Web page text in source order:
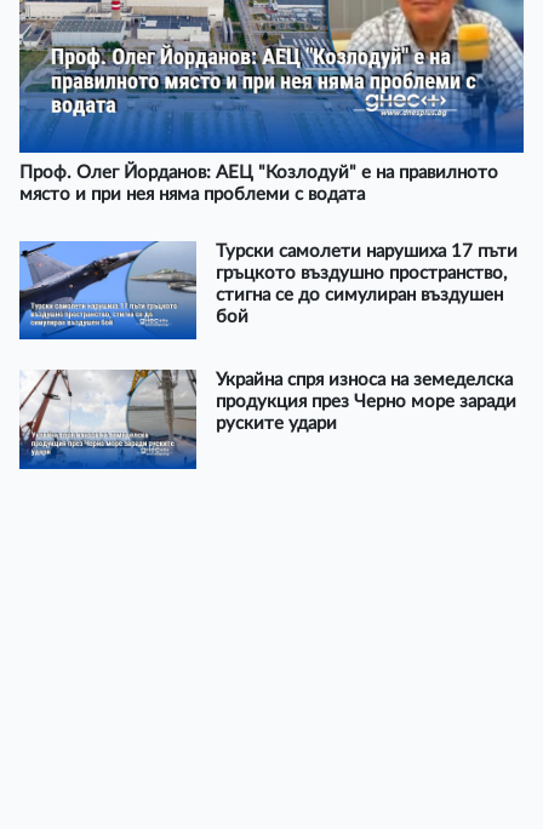
Проф. Олег Йорданов: АЕЦ "Козлодуй" е на правилното
място и при нея няма проблеми с водата
Турски самолети нарушиха 17 пъти
гръцкото въздушно пространство,
стигна се до симулиран въздушен
бой
Украйна спря износа на земеделска
продукция през Черно море заради
руските удари